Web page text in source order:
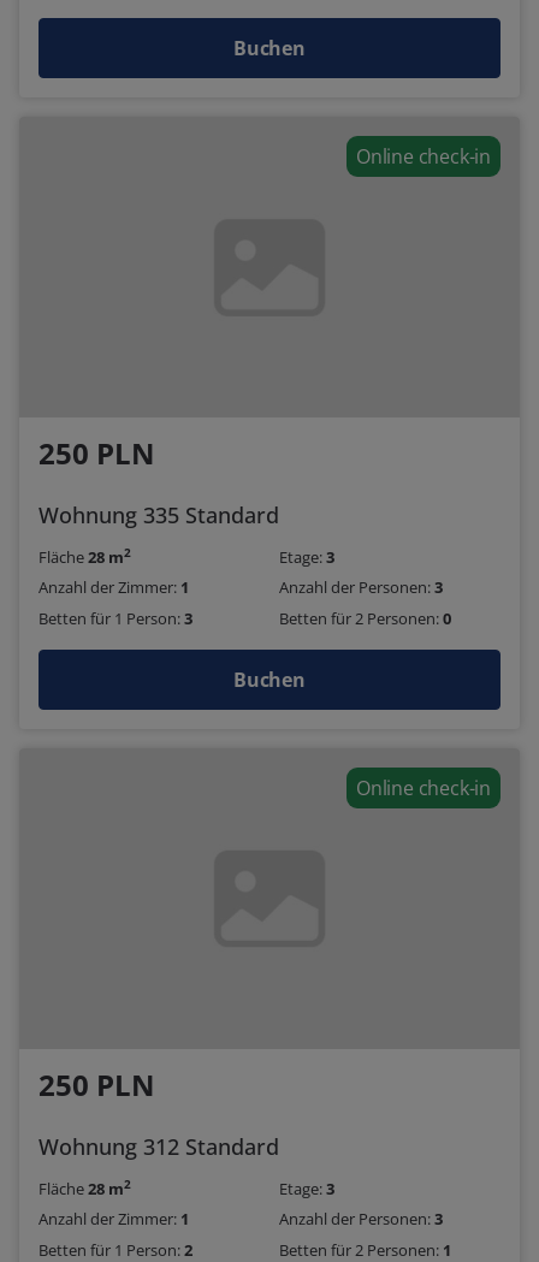
Buchen
Online check-in
250 PLN
Wohnung 335 Standard
Fläche28 m2 Etage:3
Anzahl der Zimmer: 1 Anzahl der Personen:3
Betten für 1 Person:3 Betten für 2 Personen:0
Buchen
Online check-in
250 PLN
Wohnung 312 Standard
Fläche28 m2 Etage:3
Anzahl der Zimmer: 1 Anzahl der Personen:3
Betten für 1 Person:2 Betten für 2 Personen: 1